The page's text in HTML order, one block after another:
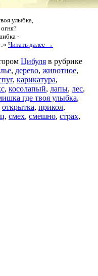
улыбка,
-
Читать далее →
Цибуля в рубрике
, дерево, животное,
, карикатура,
, косолапый, лапы, лес,
где твоя улыбка,
открытка, прикол,
, смех, смешно, страх,